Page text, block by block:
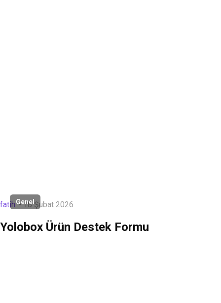
Genel
fatih 18 Şubat 2026
Yolobox Ürün Destek Formu